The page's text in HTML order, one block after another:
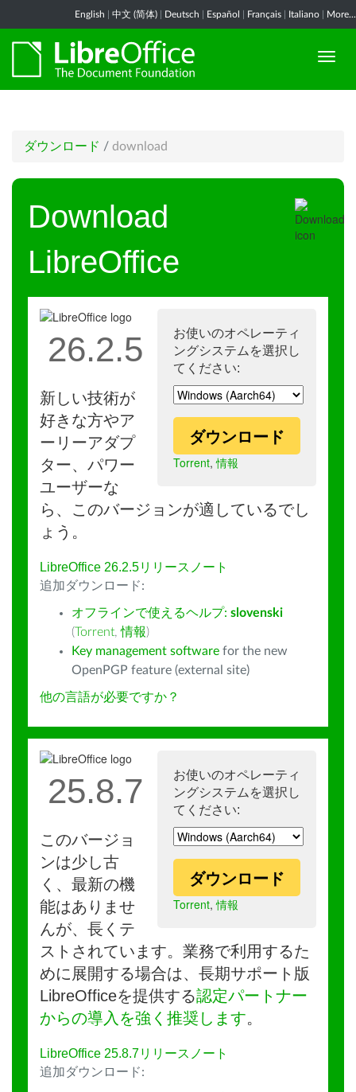
English 中文 (简体) Deutsch Español Français Italiano More...
ダウンロード / download
Download
LibreOffice
お使いのオペレーティ
ングシステムを選択し
てください:
ダウンロード
Torrent,情報
26.2.5
新しい技術が
好きな方やア
ーリーアダプ
ター、パワー
ユーザーな
ら、このバージョンが適しているでし
ょう。
LibreOffice 26.2.5リリースノート
追加ダウンロード:
オフラインで使えるヘルプ: slovenski
(Torrent,情報)
Key management software for the new
OpenPGP feature (external site)
他の言語が必要ですか？
お使いのオペレーティ
ングシステムを選択し
てください:
ダウンロード
Torrent,情報
25.8.7
このバージョ
ンは少し古
く、最新の機
能はありませ
んが、長くテ
ストされています。業務で利用するた
めに展開する場合は、長期サポート版
LibreOfficeを提供する認定パートナー
からの導入を強く推奨します。
LibreOffice 25.8.7リリースノート
追加ダウンロード: